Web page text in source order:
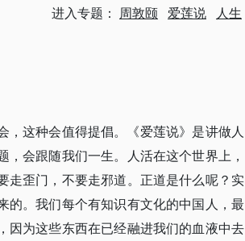
进入专题： 周敦颐 爱莲说 人生
这种会值得提倡。《爱莲说》是讲做人
会跟随我们一生。人活在这个世界上，
走歪门，不要走邪道。正道是什么呢？实
的。我们每个有知识有文化的中国人，最
因为这些东西在已经融进我们的血液中去